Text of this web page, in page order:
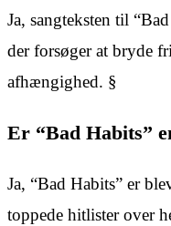
Ja, sangteksten til
der forsøger at bryde
afhængighed. §
Er “Bad Habits”
Ja, “Bad Habits” er
toppede hitlister over